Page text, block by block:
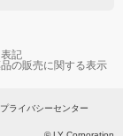
記
品の販売に関する表示
ライバシーセンター